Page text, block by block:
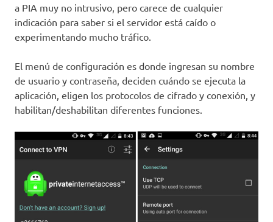
a PIA muy no intrusivo, pero carece de cualquier
indicación para saber si el servidor está caído o
experimentando mucho tráfico.
El menú de configuración es donde ingresan su nombre
de usuario y contraseña, deciden cuándo se ejecuta la
aplicación, eligen los protocolos de cifrado y conexión, y
habilitan/deshabilitan diferentes funciones.